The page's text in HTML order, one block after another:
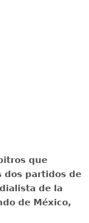
que
dos partidos de
de la
de México,